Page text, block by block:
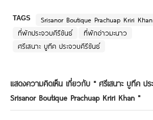
TAGS
Srisanor Boutique Prachuap Kriri Khan
ที่พักประจวบคีรีขันธ์
ที่พักอ่าวมะนาว
ศรีเสนาะ บูทีค ประจวบคีรีขันธ์
แสดงความคิดเห็น เกี่ยวกับ " ศรีเสนาะ บูทีค ป
Srisanor Boutique Prachuap Kriri Khan "